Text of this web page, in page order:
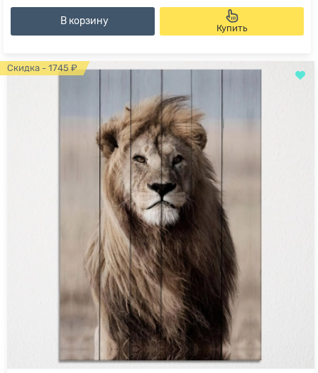
В корзину
Купить
Скидка - 1745 ₽